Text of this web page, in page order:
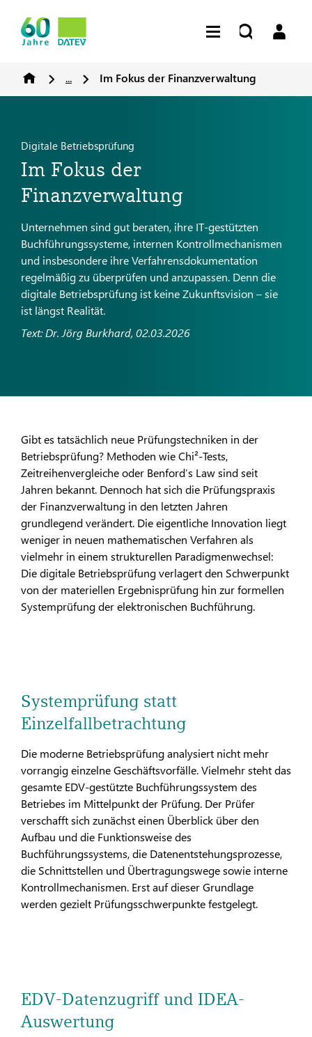
... Im Fokus der Finanzverwaltung
Digitale Betriebsprüfung
Im Fokus der
Finanzverwaltung
Unternehmen sind gut beraten, ihre IT-gestützten
Buchführungssysteme, internen Kontrollmechanismen
und insbesondere ihre Verfahrensdokumentation
regelmäßig zu überprüfen und anzupassen. Denn die
digitale Betriebsprüfung ist keine Zukunftsvision – sie
ist längst Realität.
Text: Dr. Jörg Burkhard, 02.03.2026
Gibt es tatsächlich neue Prüfungstechniken in der
Betriebsprüfung? Methoden wie Chi²-Tests,
Zeitreihenvergleiche oder Benford’s Law sind seit
Jahren bekannt. Dennoch hat sich die Prüfungspraxis
der Finanzverwaltung in den letzten Jahren
grundlegend verändert. Die eigentliche Innovation liegt
weniger in neuen mathematischen Verfahren als
vielmehr in einem strukturellen Paradigmenwechsel:
Die digitale Betriebsprüfung verlagert den Schwerpunkt
von der materiellen Ergebnisprüfung hin zur formellen
Systemprüfung der elektronischen Buchführung.
Systemprüfung statt
Einzelfallbetrachtung
Die moderne Betriebsprüfung analysiert nicht mehr
vorrangig einzelne Geschäftsvorfälle. Vielmehr steht das
gesamte EDV-gestützte Buchführungssystem des
Betriebes im Mittelpunkt der Prüfung. Der Prüfer
verschafft sich zunächst einen Überblick über den
Aufbau und die Funktionsweise des
Buchführungssystems, die Datenentstehungsprozesse,
die Schnittstellen und Übertragungswege sowie interne
Kontrollmechanismen. Erst auf dieser Grundlage
werden gezielt Prüfungsschwerpunkte festgelegt.
EDV-Datenzugriff und IDEA-
Auswertung